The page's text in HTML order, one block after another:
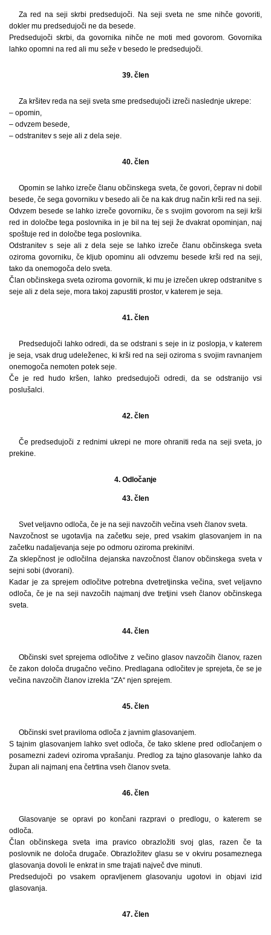
Za red na seji skrbi predsedujoči. Na seji sveta ne sme nihče govoriti,
dokler mu predsedujoči ne da besede.
Predsedujoči skrbi, da govornika nihče ne moti med govorom. Govornika
lahko opomni na red ali mu seže v besedo le predsedujoči.
39. člen
Za kršitev reda na seji sveta sme predsedujoči izreči naslednje ukrepe:
– opomin,
– odvzem besede,
– odstranitev s seje ali z dela seje.
40. člen
Opomin se lahko izreče članu občinskega sveta, če govori, čeprav ni dobil
besede, če sega govorniku v besedo ali če na kak drug način krši red na seji.
Odvzem besede se lahko izreče govorniku, če s svojim govorom na seji krši
red in določbe tega poslovnika in je bil na tej seji že dvakrat opominjan, naj
spoštuje red in določbe tega poslovnika.
Odstranitev s seje ali z dela seje se lahko izreče članu občinskega sveta
oziroma govorniku, če kljub opominu ali odvzemu besede krši red na seji,
tako da onemogoča delo sveta.
Član občinskega sveta oziroma govornik, ki mu je izrečen ukrep odstranitve s
seje ali z dela seje, mora takoj zapustiti prostor, v katerem je seja.
41. člen
Predsedujoči lahko odredi, da se odstrani s seje in iz poslopja, v katerem
je seja, vsak drug udeleženec, ki krši red na seji oziroma s svojim ravnanjem
onemogoča nemoten potek seje.
Če je red hudo kršen, lahko predsedujoči odredi, da se odstranijo vsi
poslušalci.
42. člen
Če predsedujoči z rednimi ukrepi ne more ohraniti reda na seji sveta, jo
prekine.
4. Odločanje
43. člen
Svet veljavno odloča, če je na seji navzočih večina vseh članov sveta.
Navzočnost se ugotavlja na začetku seje, pred vsakim glasovanjem in na
začetku nadaljevanja seje po odmoru oziroma prekinitvi.
Za sklepčnost je odločilna dejanska navzočnost članov občinskega sveta v
sejni sobi (dvorani).
Kadar je za sprejem odločitve potrebna dvetretjinska večina, svet veljavno
odloča, če je na seji navzočih najmanj dve tretjini vseh članov občinskega
sveta.
44. člen
Občinski svet sprejema odločitve z večino glasov navzočih članov, razen
če zakon določa drugačno večino. Predlagana odločitev je sprejeta, če se je
večina navzočih članov izrekla “ZA“ njen sprejem.
45. člen
Občinski svet praviloma odloča z javnim glasovanjem.
S tajnim glasovanjem lahko svet odloča, če tako sklene pred odločanjem o
posamezni zadevi oziroma vprašanju. Predlog za tajno glasovanje lahko da
župan ali najmanj ena četrtina vseh članov sveta.
46. člen
Glasovanje se opravi po končani razpravi o predlogu, o katerem se
odloča.
Član občinskega sveta ima pravico obrazložiti svoj glas, razen če ta
poslovnik ne določa drugače. Obrazložitev glasu se v okviru posameznega
glasovanja dovoli le enkrat in sme trajati največ dve minuti.
Predsedujoči po vsakem opravljenem glasovanju ugotovi in objavi izid
glasovanja.
47. člen